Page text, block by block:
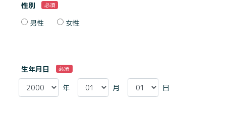
性別 必須
男性 女性
生年月日 必須
年 月 日